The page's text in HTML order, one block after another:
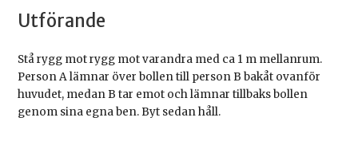
Utförande
Stå rygg mot rygg mot varandra med ca 1 m mellanrum.
Person A lämnar över bollen till person B bakåt ovanför
huvudet, medan B tar emot och lämnar tillbaks bollen
genom sina egna ben. Byt sedan håll.